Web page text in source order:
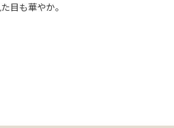
目も華やか。